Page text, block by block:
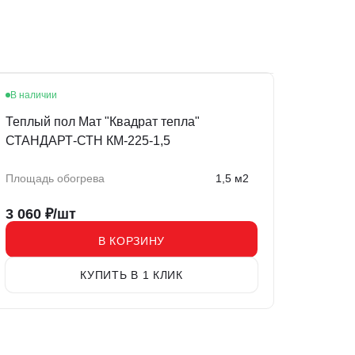
В наличии
Теплый пол Мат "Квадрат тепла"
СТАНДАРТ-СТН КМ-225-1,5
Площадь обогрева 1,5 м2
3 060 ₽/шт
В КОРЗИНУ
КУПИТЬ В 1 КЛИК